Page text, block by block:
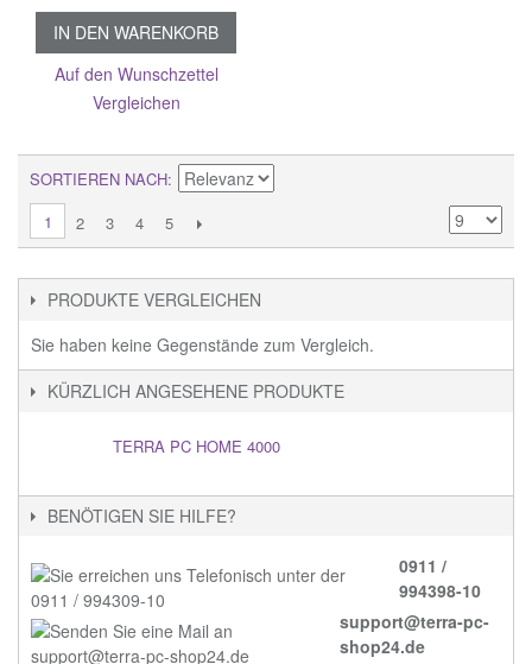
IN DEN WARENKORB
Auf den Wunschzettel
Vergleichen
SORTIEREN NACH
1
2 3 4 5
PRODUKTE VERGLEICHEN
Sie haben keine Gegenstände zum Vergleich.
KÜRZLICH ANGESEHENE PRODUKTE
TERRA PC HOME 4000
BENÖTIGEN SIE HILFE?
0911 /
994398-10
support@terra-pc-
shop24.de